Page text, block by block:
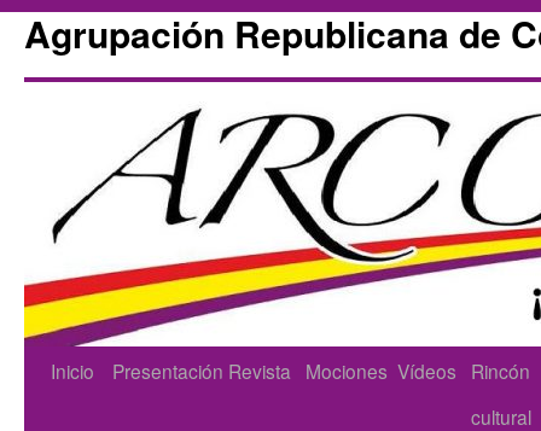
Agrupación Republicana de
Skip
Inicio Presentación Revista Mociones Vídeos
Rincón
cultural